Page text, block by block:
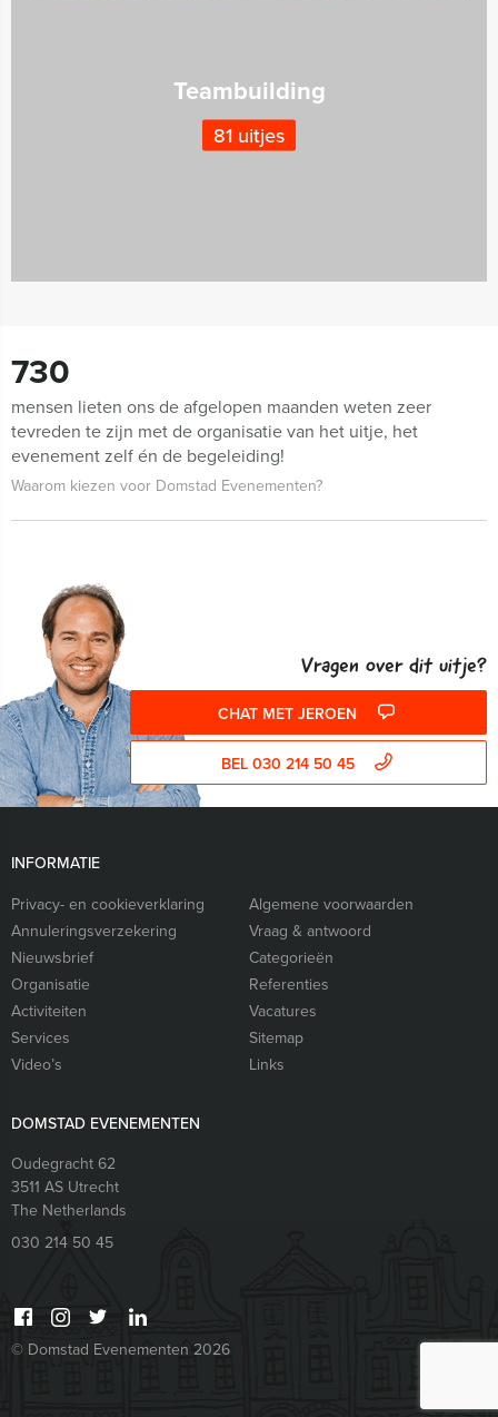
Teambuilding
81 uitjes
730
mensen lieten ons de afgelopen maanden weten zeer
tevreden te zijn met de organisatie van het uitje, het
evenement zelf én de begeleiding!
Waarom kiezen voor Domstad Evenementen?
Vragen over dit uitje?
CHAT MET JEROEN
BEL 030 214 50 45
INFORMATIE
Privacy- en cookieverklaring
Algemene voorwaarden
Annuleringsverzekering
Vraag & antwoord
Nieuwsbrief
Categorieën
Organisatie
Referenties
Activiteiten
Vacatures
Services
Sitemap
Video’s
Links
DOMSTAD EVENEMENTEN
Oudegracht 62
3511 AS Utrecht
The Netherlands
030 214 50 45
© Domstad Evenementen 2026